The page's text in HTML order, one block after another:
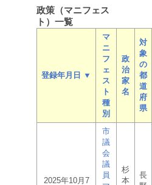
政策（マニフェス
ト）一覧
登録年月日 ▼
マ
ニ
フ
ェ
ス
ト
種
別
政
治
家
名
対
象
の
都
道
府
県
2025年10月7
市
議
会
議
員
杉
本
長